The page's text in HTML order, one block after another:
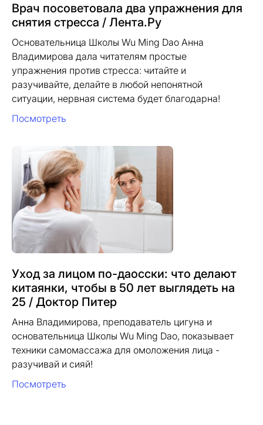
Врач посоветовала два упражнения для
снятия стресса / Лента.Ру
Основательница Школы Wu Ming Dao Анна
Владимирова дала читателям простые
упражнения против стресса: читайте и
разучивайте, делайте в любой непонятной
ситуации, нервная система будет благодарна!
Посмотреть
Уход за лицом по-даосски: что делают
китаянки, чтобы в 50 лет выглядеть на
25 / Доктор Питер
Анна Владимирова, преподаватель цигуна и
основательница Школы Wu Ming Dao, показывает
техники самомассажа для омоложения лица -
разучивай и сияй!
Посмотреть